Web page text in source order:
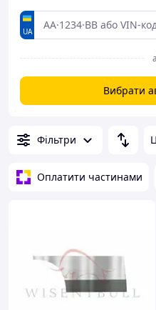
UA
Вибрати
Фільтри
Оплатити частинами